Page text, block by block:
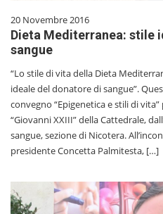
20 Novembre 2016
Dieta Mediterranea: stile
sangue
“Lo stile di vita della Dieta
ideale del donatore di sangue”.
convegno “Epigenetica e stili di
“Giovanni XXIII” della Cattedrale,
sangue, sezione di Nicotera.
presidente Concetta Palmitesta, […]